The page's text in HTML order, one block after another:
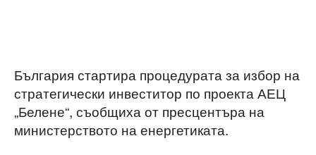
България стартира процедурата за избор на
стратегически инвеститор по проекта АЕЦ
„Белене“, съобщиха от пресцентъра на
министерството на енергетиката.